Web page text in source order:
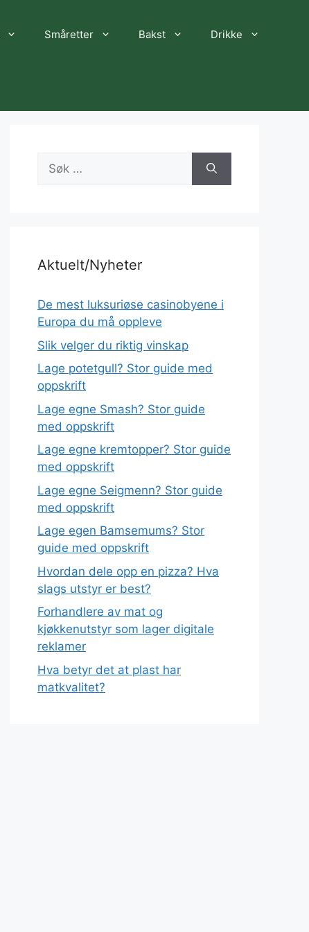
Småretter Bakst Drikke
Søk
etter:
Aktuelt/Nyheter
De mest luksuriøse casinobyene i
Europa du må oppleve
Slik velger du riktig vinskap
Lage potetgull? Stor guide med
oppskrift
Lage egne Smash? Stor guide
med oppskrift
Lage egne kremtopper? Stor guide
med oppskrift
Lage egne Seigmenn? Stor guide
med oppskrift
Lage egen Bamsemums? Stor
guide med oppskrift
Hvordan dele opp en pizza? Hva
slags utstyr er best?
Forhandlere av mat og
kjøkkenutstyr som lager digitale
reklamer
Hva betyr det at plast har
matkvalitet?